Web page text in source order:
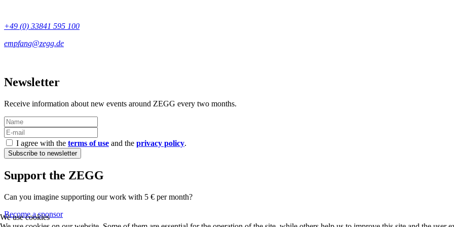
+49 (0) 33841 595 100
Newsletter
Receive information about new events around ZEGG every two months.
I agree with the terms of use and the privacy policy.
Support the ZEGG
Can you imagine supporting our work with 5 € per month?
Become a sponsor
We use cookies